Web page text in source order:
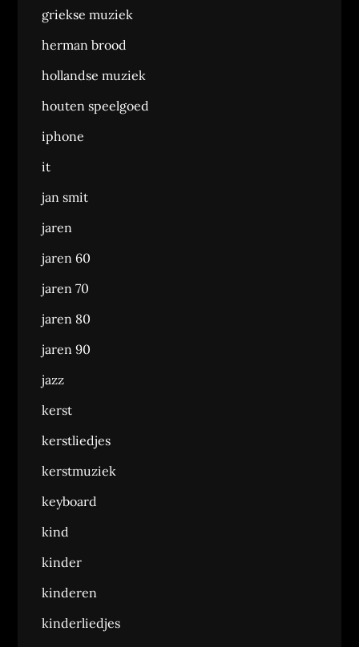
griekse muziek
herman brood
hollandse muziek
houten speelgoed
iphone
it
jan smit
jaren
jaren 60
jaren 70
jaren 80
jaren 90
jazz
kerst
kerstliedjes
kerstmuziek
keyboard
kind
kinder
kinderen
kinderliedjes